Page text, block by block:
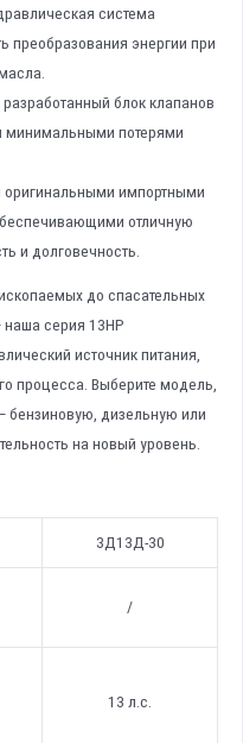
система
преобразования энергии при
блок клапанов
минимальными потерями
импортными
отличную
и долговечность.
до спасательных
наша серия 13HP
источник питания,
процесса. Выберите модель,
бензиновую, дизельную или
на новый уровень.
ЗД13Д-30
/
13 л.с.